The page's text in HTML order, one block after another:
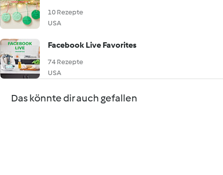
10 Rezepte
USA
Facebook Live Favorites
74 Rezepte
USA
Das könnte dir auch gefallen